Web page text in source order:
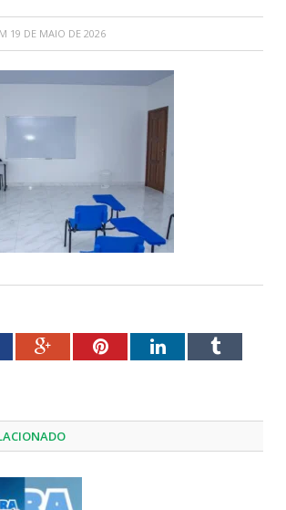
19 DE MAIO DE 2026
Google+PinterestLinkedInTumblr